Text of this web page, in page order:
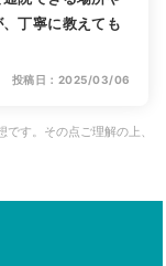
丁寧に教えても
投稿日：2025/03/06
す。その点ご理解の上、